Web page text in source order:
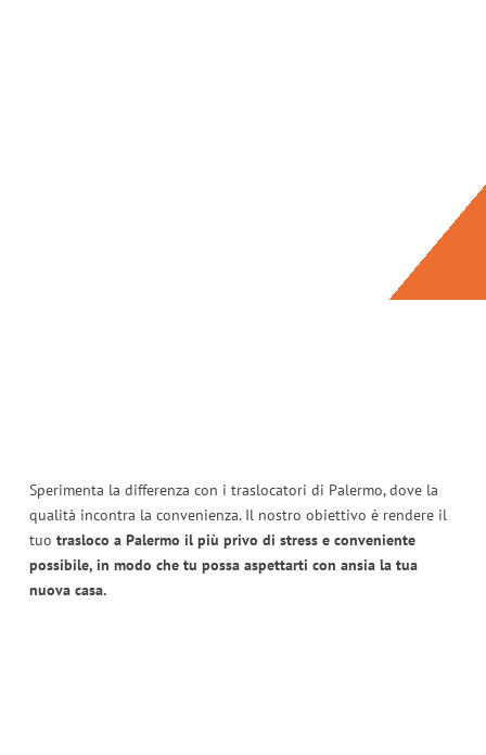
Sperimenta la differenza con i traslocatori di Palermo, dove la
qualità incontra la convenienza. Il nostro obiettivo è rendere il
tuo trasloco a Palermo il più privo di stress e conveniente
possibile, in modo che tu possa aspettarti con ansia la tua
nuova casa.